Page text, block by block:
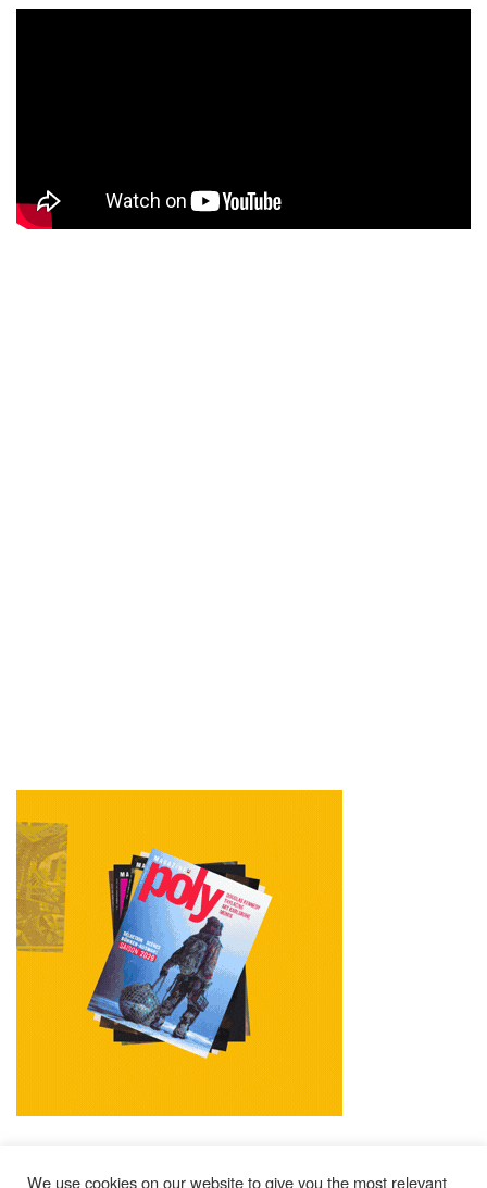
We use cookies on our website to give you the most relevant